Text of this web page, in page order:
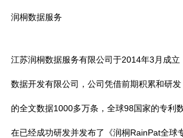
润桐数据服务
江苏润桐数据服务有限公司于2014年3月成立
数据开发有限公司，公司凭借前期积累和研
的全文数据1000多万条，全球98国家的专利
在已经成功研发并发布了《润桐RainPat全球